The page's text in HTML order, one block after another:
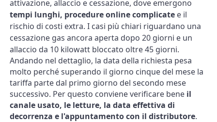
attivazione, allaccio e cessazione, dove emergono
tempi lunghi, procedure online complicate e il
rischio di costi extra. I casi più chiari riguardano una
cessazione gas ancora aperta dopo 20 giorni e un
allaccio da 10 kilowatt bloccato oltre 45 giorni.
Andando nel dettaglio, la data della richiesta pesa
molto perché superando il giorno cinque del mese la
tariffa parte dal primo giorno del secondo mese
successivo. Per questo conviene verificare bene il
canale usato, le letture, la data effettiva di
decorrenza e l'appuntamento con il distributore.